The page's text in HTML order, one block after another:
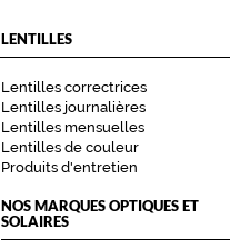
LENTILLES
Lentilles correctrices
Lentilles journalières
Lentilles mensuelles
Lentilles de couleur
Produits d'entretien
NOS MARQUES OPTIQUES ET
SOLAIRES